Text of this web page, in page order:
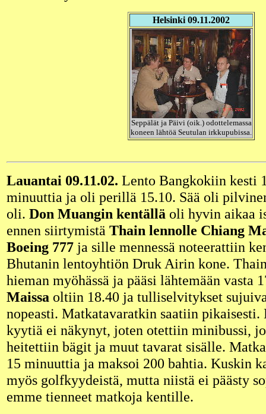
Helsinki 09.11.2002
Seppälät ja Päivi (oik.) odottelemassa
koneen lähtöä Seutulan irkkupubissa.
Lauantai 09.11.02. Lento Bangkokiin kesti
minuuttia ja oli perillä 15.10. Sää oli
oli. Don Muangin kentällä oli hyvin aikaa
ennen siirtymistä Thain lennolle Chiang
Boeing 777 ja sille mennessä noteerattiin
Bhutanin lentoyhtiön Druk Airin kone.
hieman myöhässä ja pääsi lähtemään vasta
Maissa oltiin 18.40 ja tulliselvitykset
nopeasti. Matkatavaratkin saatiin
kyytiä ei näkynyt, joten otettiin minibussi,
heitettiin bägit ja muut tavarat sisälle.
15 minuuttia ja maksoi 200 bahtia. Kuskin
myös golfkyydeistä, mutta niistä ei päästy
emme tienneet matkoja kentille.